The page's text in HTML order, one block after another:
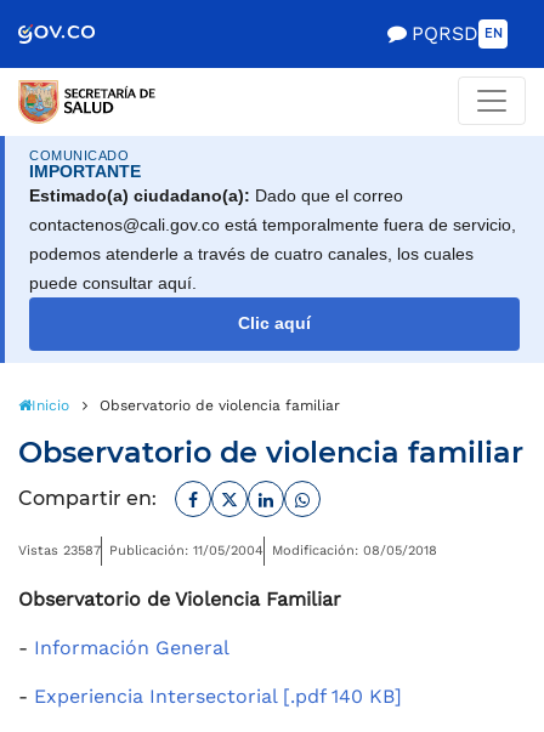
de Gobierno
PQRSD EN
COMUNICADO
IMPORTANTE
Estimado(a) ciudadano(a): Dado que el correo
contactenos@cali.gov.co está temporalmente fuera de servicio,
podemos atenderle a través de cuatro canales, los cuales
puede consultar aquí.
Clic aquí
Inicio Observatorio de violencia familiar
Observatorio de violencia familiar
Compartir en: Facebook
TwitterLinkedinWhatsapp
Vistas 23587 Publicación: 11/05/2004 Modificación: 08/05/2018
Observatorio de Violencia Familiar
- Información General
- Experiencia Intersectorial [.pdf 140 KB]